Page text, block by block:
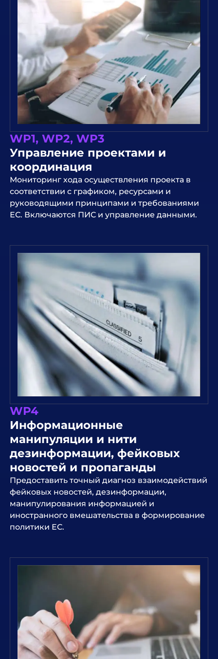
WP1, WP2, WP3
Управление проектами и
координация
Мониторинг хода осуществления проекта в
соответствии с графиком, ресурсами и
руководящими принципами и требованиями
ЕС. Включаются ПИС и управление данными.
WP4
Информационные
манипуляции и нити
дезинформации, фейковых
новостей и пропаганды
Предоставить точный диагноз взаимодействий
фейковых новостей, дезинформации,
манипулирования информацией и
иностранного вмешательства в формирование
политики ЕС.